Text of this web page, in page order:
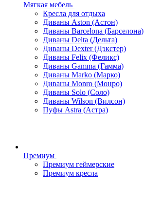
Мягкая мебель
Кресла для отдыха
Диваны Aston (Астон)
Диваны Barcelona (Барселона)
Диваны Delta (Дельта)
Диваны Dexter (Дэкстер)
Диваны Felix (Феликс)
Диваны Gamma (Гамма)
Диваны Marko (Марко)
Диваны Monro (Монро)
Диваны Solo (Соло)
Диваны Wilson (Вилсон)
Пуфы Astra (Астра)
Премиум
Премиум геймерские
Премиум кресла